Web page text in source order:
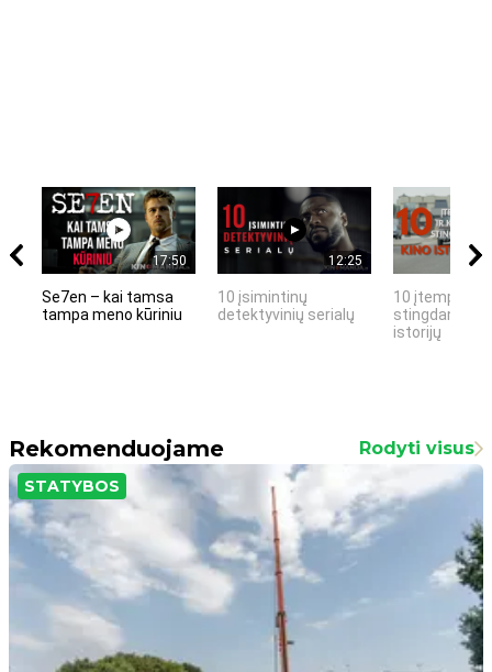
17:50
Se7en – kai tamsa
tampa meno kūriniu
12:25
10 įsimintinų
detektyvinių serialų
10 įtemptų,
stingdančių
istorijų
Rekomenduojame Rodyti visus
STATYBOS